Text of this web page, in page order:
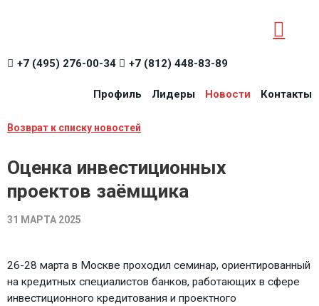
+7 (495) 276-00-34 +7 (812) 448-83-89
Профиль Лидеры Новости Контакты
Возврат к списку новостей
Оценка инвестиционных
проектов заёмщика
31 МАРТА 2025
26-28 марта в Москве проходил семинар, ориентированный
на кредитных специалистов банков, работающих в сфере
инвестиционного кредитования и проектного